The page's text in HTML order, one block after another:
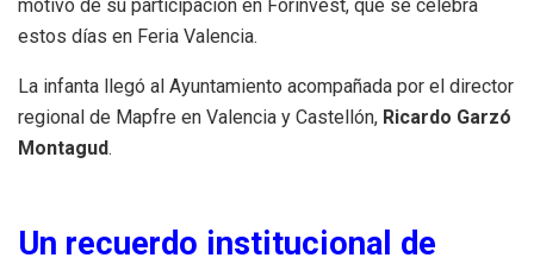
motivo de su participación en Forinvest, que se celebra
estos días en Feria Valencia.
La infanta llegó al Ayuntamiento acompañada por el director
regional de Mapfre en Valencia y Castellón, Ricardo Garzó
Montagud.
Un recuerdo institucional de